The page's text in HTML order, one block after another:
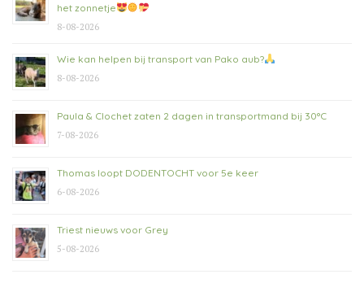
het zonnetje
8-08-2026
Wie kan helpen bij transport van Pako aub?
8-08-2026
Paula & Clochet zaten 2 dagen in transportmand bij 30°C
7-08-2026
Thomas loopt DODENTOCHT voor 5e keer
6-08-2026
Triest nieuws voor Grey
5-08-2026